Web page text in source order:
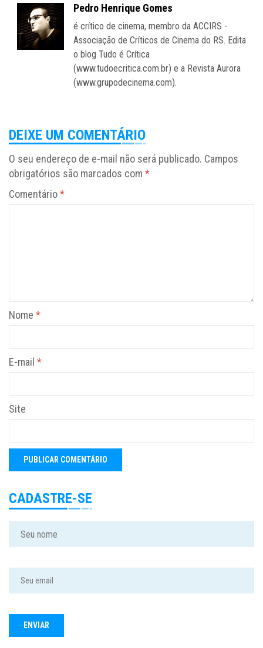
Pedro Henrique Gomes
é crítico de cinema, membro da ACCIRS -
Associação de Críticos de Cinema do RS. Edita
o blog Tudo é Crítica
(www.tudoecritica.com.br) e a Revista Aurora
(www.grupodecinema.com).
DEIXE UM COMENTÁRIO
O seu endereço de e-mail não será publicado. Campos
obrigatórios são marcados com *
Comentário*
Nome *
E-mail *
Site
CADASTRE-SE